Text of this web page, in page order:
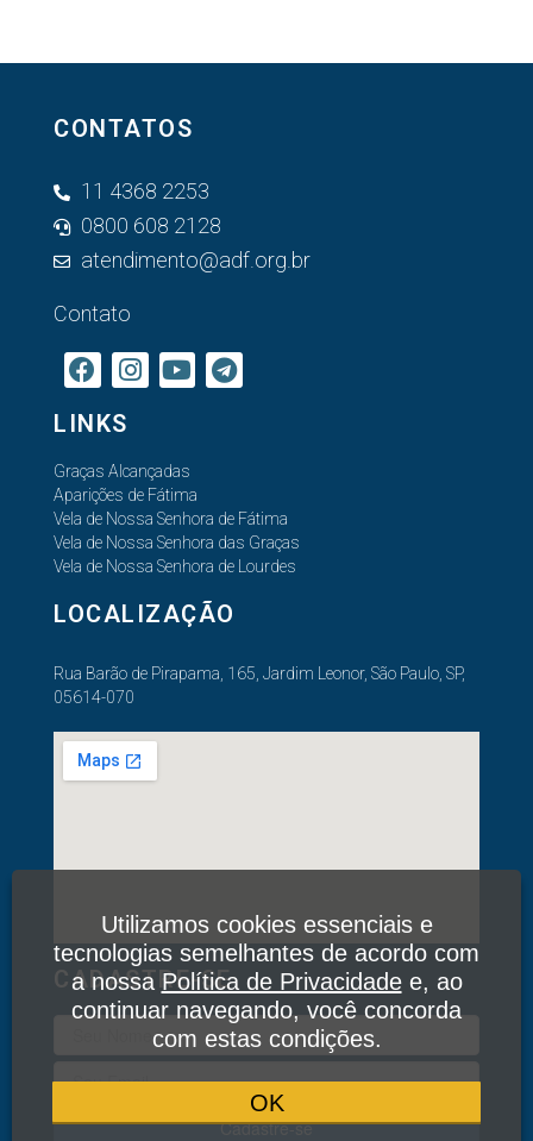
CONTATOS
11 4368 2253
0800 608 2128
atendimento@adf.org.br
Contato
LINKS
Graças Alcançadas
Aparições de Fátima
Vela de Nossa Senhora de Fátima
Vela de Nossa Senhora das Graças
Vela de Nossa Senhora de Lourdes
LOCALIZAÇÃO
Rua Barão de Pirapama, 165, Jardim Leonor, São Paulo, SP,
05614-070
CADASTRE-SE
Cadastre-se
Utilizamos cookies essenciais e
tecnologias semelhantes de acordo com
a nossaPolítica de Privacidadee, ao
continuar navegando, você concorda
com estas condições.
OK